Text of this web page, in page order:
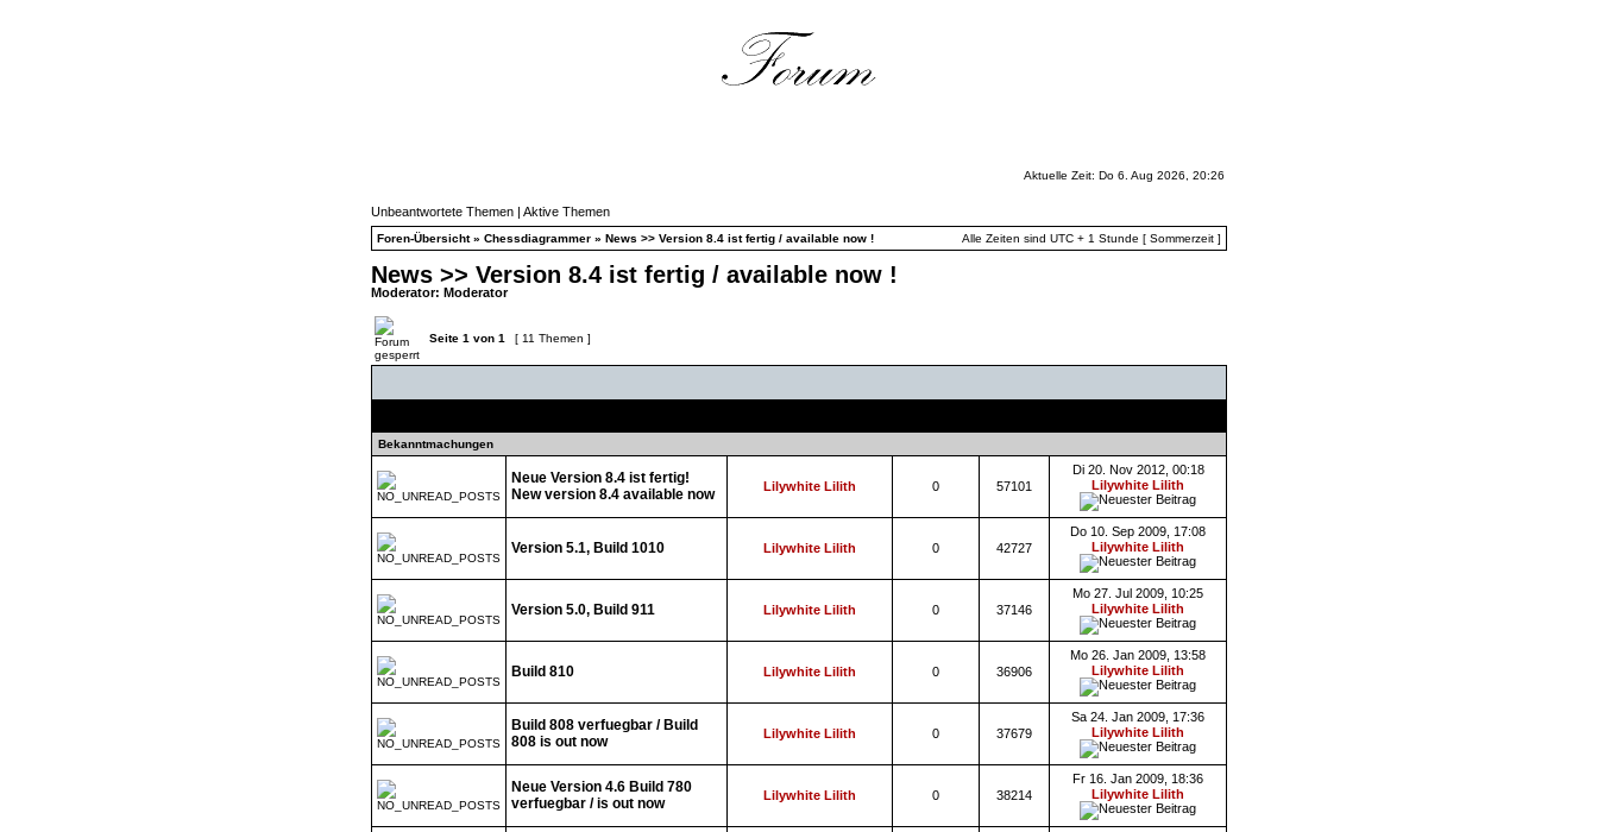
Aktuelle Zeit: Do 6. Aug 2026, 20:26
Unbeantwortete Themen | Aktive Themen
Foren-Übersicht» Chessdiagrammer » News >> Version 8.4 ist fertig / available now ! Alle Zeiten sind UTC + 1 Stunde [ Sommerzeit ]
News >> Version 8.4 ist fertig / available now !
Moderator: Moderator
Seite 1 von 1 [ 11 Themen ]
Bekanntmachungen
Neue Version 8.4 ist fertig!
New version 8.4 available now
Lilywhite Lilith 0 57101
Di 20. Nov 2012, 00:18
Lilywhite Lilith
Version 5.1, Build 1010 Lilywhite Lilith 0 42727
Do 10. Sep 2009, 17:08
Lilywhite Lilith
Version 5.0, Build 911 Lilywhite Lilith 0 37146
Mo 27. Jul 2009, 10:25
Lilywhite Lilith
Build 810 Lilywhite Lilith 0 36906
Mo 26. Jan 2009, 13:58
Lilywhite Lilith
Build 808 verfuegbar / Build
808 is out now
Lilywhite Lilith 0 37679
Sa 24. Jan 2009, 17:36
Lilywhite Lilith
Neue Version 4.6 Build 780
verfuegbar / is out now
Lilywhite Lilith 0 38214
Fr 16. Jan 2009, 18:36
Lilywhite Lilith